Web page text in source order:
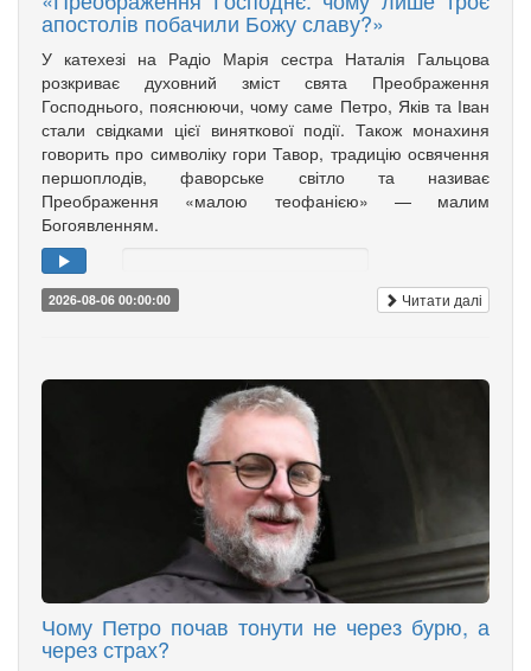
апостолів побачили Божу славу?»
У катехезі на Радіо Марія сестра Наталія Гальцова
розкриває духовний зміст свята Преображення
Господнього, пояснюючи, чому саме Петро, Яків та Іван
стали свідками цієї виняткової події. Також монахиня
говорить про символіку гори Тавор, традицію освячення
першоплодів, фаворське світло та називає
Преображення «малою теофанією» — малим
Богоявленням.
2026-08-06 00:00:00 Читати далі
Чому Петро почав тонути не через бурю, а
через страх?